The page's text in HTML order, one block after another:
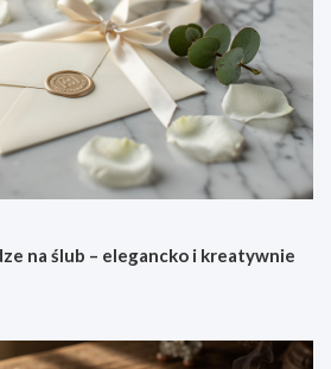
na ślub – elegancko i kreatywnie